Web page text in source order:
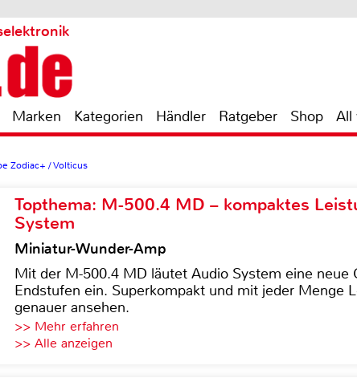
Marken Kategorien Händler Ratgeber Shop All
Zodiac+ / Volticus
Topthema: M-500.4 MD – kompaktes
System
Miniatur-Wunder-Amp
Mit der M-500.4 MD läutet Audio System eine neue
Endstufen ein. Superkompakt und mit jeder Menge
genauer ansehen.
>> Mehr erfahren
>> Alle anzeigen